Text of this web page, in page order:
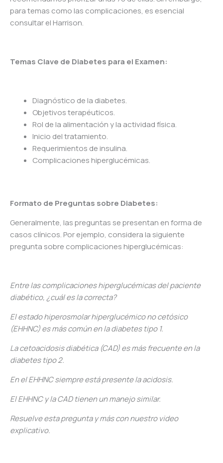
para temas como las complicaciones, es esencial
consultar el Harrison.
Temas Clave de Diabetes para el Examen:
Diagnóstico de la diabetes.
Objetivos terapéuticos.
Rol de la alimentación y la actividad física.
Inicio del tratamiento.
Requerimientos de insulina.
Complicaciones hiperglucémicas.
Formato de Preguntas sobre Diabetes:
Generalmente, las preguntas se presentan en forma de
casos clínicos. Por ejemplo, considera la siguiente
pregunta sobre complicaciones hiperglucémicas:
Entre las complicaciones hiperglucémicas del paciente
diabético, ¿cuál es la correcta?
El estado hiperosmolar hiperglucémico no cetósico
(EHHNC) es más común en la diabetes tipo 1.
La cetoacidosis diabética (CAD) es más frecuente en la
diabetes tipo 2.
En el EHHNC siempre está presente la acidosis.
El EHHNC y la CAD tienen un manejo similar.
Resuelve esta pregunta y más con nuestro video
explicativo.